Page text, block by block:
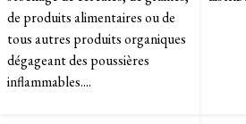
de produits alimentaires ou de
tous autres produits organiques
dégageant des poussières
inflammables....